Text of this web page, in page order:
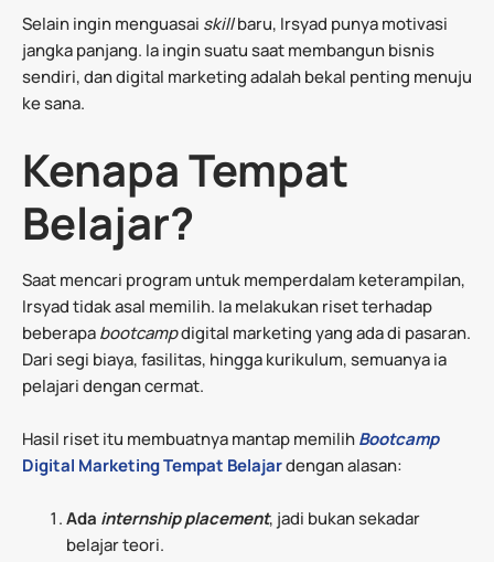
Selain ingin menguasai skillbaru, Irsyad punya motivasi
jangka panjang. Ia ingin suatu saat membangun bisnis
sendiri, dan digital marketing adalah bekal penting menuju
ke sana.
Kenapa Tempat
Belajar?
Saat mencari program untuk memperdalam keterampilan,
Irsyad tidak asal memilih. Ia melakukan riset terhadap
beberapabootcampdigital marketing yang ada di pasaran.
Dari segi biaya, fasilitas, hingga kurikulum, semuanya ia
pelajari dengan cermat.
Hasil riset itu membuatnya mantap memilihBootcamp
Digital MarketingTempat Belajardengan alasan:
Ada internship placement, jadi bukan sekadar
belajar teori.